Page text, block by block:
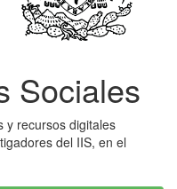
Sociales
y recursos digitales
del IIS, en el